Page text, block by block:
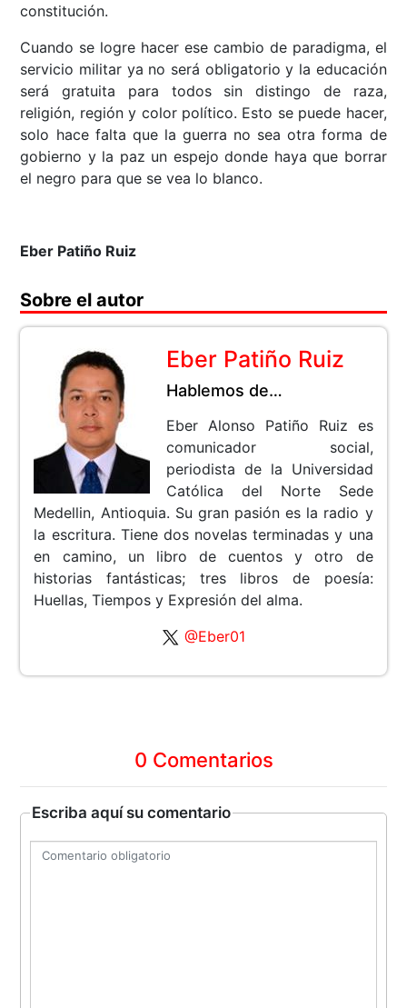
constitución.
Cuando se logre hacer ese cambio de paradigma, el
servicio militar ya no será obligatorio y la educación
será gratuita para todos sin distingo de raza,
religión, región y color político. Esto se puede hacer,
solo hace falta que la guerra no sea otra forma de
gobierno y la paz un espejo donde haya que borrar
el negro para que se vea lo blanco.
Eber Patiño Ruiz
Sobre el autor
Eber Patiño Ruiz
Hablemos de…
Eber Alonso Patiño Ruiz es
comunicador social,
periodista de la Universidad
Católica del Norte Sede
Medellin, Antioquia. Su gran pasión es la radio y
la escritura. Tiene dos novelas terminadas y una
en camino, un libro de cuentos y otro de
historias fantásticas; tres libros de poesía:
Huellas, Tiempos y Expresión del alma.
@Eber01
0 Comentarios
Escriba aquí su comentario